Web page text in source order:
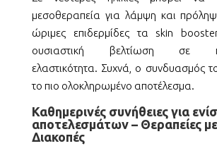
μεσοθεραπεία για λάμψη και
ώριμες επιδερμίδες τα skin
ουσιαστική βελτίωση σε
ελαστικότητα. Συχνά, ο συνδυασμός
το πιο ολοκληρωμένο αποτέλεσμα.
Καθημερινές συνήθειες για
αποτελεσμάτων – Θεραπείες
Διακοπές